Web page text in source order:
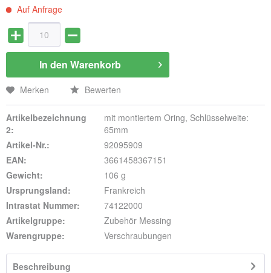
Auf Anfrage
In den Warenkorb
Merken Bewerten
Artikelbezeichnung
2:
mit montiertem Oring, Schlüsselweite:
65mm
Artikel-Nr.:
92095909
EAN:
3661458367151
Gewicht:
106 g
Ursprungsland:
Frankreich
Intrastat Nummer:
74122000
Artikelgruppe:
Zubehör Messing
Warengruppe:
Verschraubungen
Beschreibung